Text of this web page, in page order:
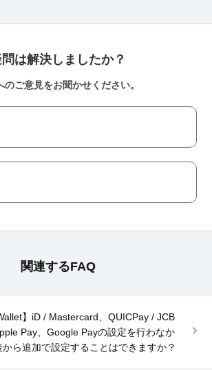
問は解決しましたか？
のご意見をお聞かせください。
関連するFAQ
】iD / Mastercard、QUICPay / JCB
Pay、Google Payの設定を行わなか
から追加で設定することはできますか？